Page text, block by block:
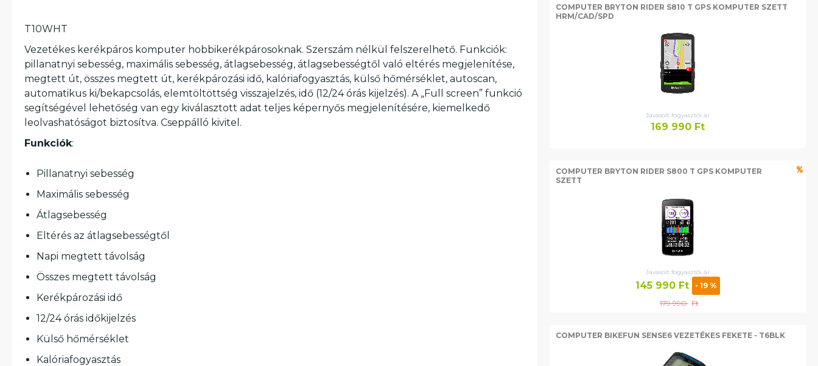
T10WHT
Vezetékes kerékpáros komputer hobbikerékpárosoknak. Szerszám nélkül felszerelhető. Funkciók:
pillanatnyi sebesség, maximális sebesség, átlagsebesség, átlagsebességtől való eltérés megjelenítése,
megtett út, összes megtett út, kerékpározási idő, kalóriafogyasztás, külső hőmérséklet, autoscan,
automatikus ki/bekapcsolás, elemtöltöttség visszajelzés, idő (12/24 órás kijelzés). A „Full screen” funkció
segítségével lehetőség van egy kiválasztott adat teljes képernyős megjelenítésére, kiemelkedő
leolvashatóságot biztosítva. Cseppálló kivitel.
Funkciók:
Pillanatnyi sebesség
Maximális sebesség
Átlagsebesség
Eltérés az átlagsebességtől
Napi megtett távolság
Összes megtett távolság
Kerékpározási idő
12/24 órás időkijelzés
Külső hőmérséklet
Kalóriafogyasztás
COMPUTER BRYTON RIDER S810 T GPS KOMPUTER SZETT
HRM/CAD/SPD
Javasolt fogyasztói ár
169 990 Ft
COMPUTER BRYTON RIDER S800 T GPS KOMPUTER
SZETT
Javasolt fogyasztói ár
145 990 Ft
- 19 %
179 990 Ft
COMPUTER BIKEFUN SENSE6 VEZETÉKES FEKETE - T6BLK